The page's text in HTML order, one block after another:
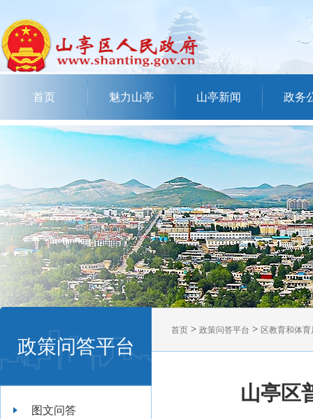
首页 魅力山亭 山亭新闻 政务
政策问答平台
图文问答
首页 > 政策问答平台 > 区教育和体育
山亭区